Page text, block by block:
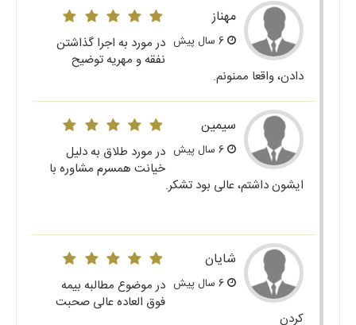
مهناز
در مورد به اجرا گذاشتن
نفقه و مهریه توضیح
دادن، واقعا ممنونم.
سیمین
در مورد طلاق به دلیل
خیانت همسرم مشاوره با
ایشون داشتم، عالی بود تشکر.
شایان
در موضوع مطالبه بیمه
فوق العاده عالی صحبت
کردن